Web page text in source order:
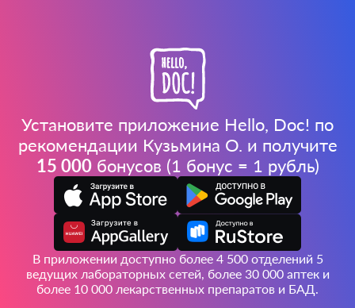
Установите приложение Hello, Doc! по
рекомендации Кузьмина О. и получите
15 000бонусов (1 бонус = 1 рубль)
В приложении доступно более 4 500 отделений 5
ведущих лабораторных сетей, более 30 000 аптек и
более 10 000 лекарственных препаратов и БАД.